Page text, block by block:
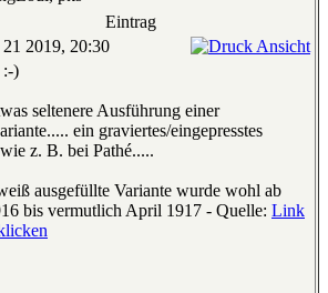
Eintrag
21 2019, 20:30
:-)
seltenere Ausführung einer
ein graviertes/eingepresstes
z. B. bei Pathé.....
ausgefüllte Variante wurde wohl ab
bis vermutlich April 1917 - Quelle: Link